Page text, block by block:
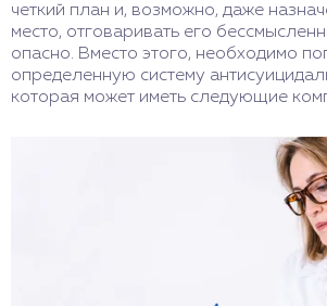
четкий план и, возможно, даже
место, отговаривать его
опасно. Вместо этого, необходимо
определенную систему
которая может иметь следующие